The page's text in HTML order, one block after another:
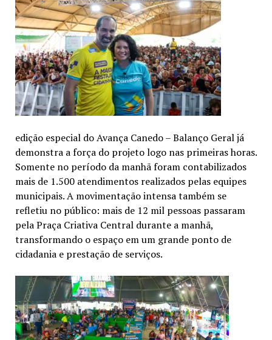
edição especial do Avança Canedo – Balanço Geral já
demonstra a força do projeto logo nas primeiras horas.
Somente no período da manhã foram contabilizados
mais de 1.500 atendimentos realizados pelas equipes
municipais. A movimentação intensa também se
refletiu no público: mais de 12 mil pessoas passaram
pela Praça Criativa Central durante a manhã,
transformando o espaço em um grande ponto de
cidadania e prestação de serviços.